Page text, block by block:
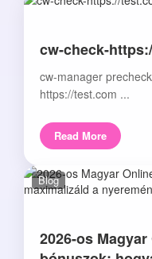
cw-check-
cw-manager
https://test.com ...
Read More
Blog
2026-os